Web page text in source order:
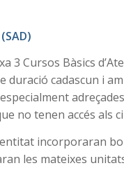
3 Cursos Bàsics
duració cadascun i
no tenen accés als
incorporaran
les mateixes